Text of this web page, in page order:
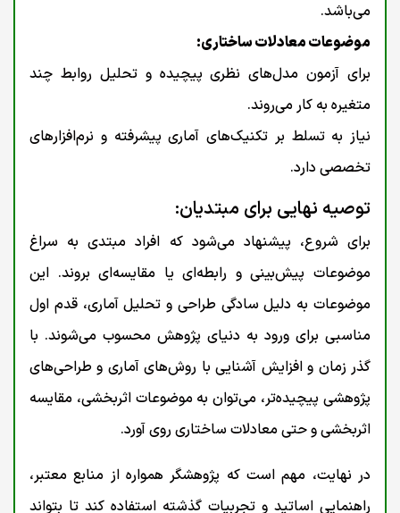
می‌باشد.
موضوعات معادلات ساختاری:
برای آزمون مدل‌های نظری پیچیده و تحلیل روابط چند
متغیره به کار می‌روند.
نیاز به تسلط بر تکنیک‌های آماری پیشرفته و نرم‌افزارهای
تخصصی دارد.
توصیه نهایی برای مبتدیان:
برای شروع، پیشنهاد می‌شود که افراد مبتدی به سراغ
موضوعات پیش‌بینی و رابطه‌ای یا مقایسه‌ای بروند. این
موضوعات به دلیل سادگی طراحی و تحلیل آماری، قدم اول
مناسبی برای ورود به دنیای پژوهش محسوب می‌شوند. با
گذر زمان و افزایش آشنایی با روش‌های آماری و طراحی‌های
پژوهشی پیچیده‌تر، می‌توان به موضوعات اثربخشی، مقایسه
اثربخشی و حتی معادلات ساختاری روی آورد.
در نهایت، مهم است که پژوهشگر همواره از منابع معتبر،
راهنمایی اساتید و تجربیات گذشته استفاده کند تا بتواند